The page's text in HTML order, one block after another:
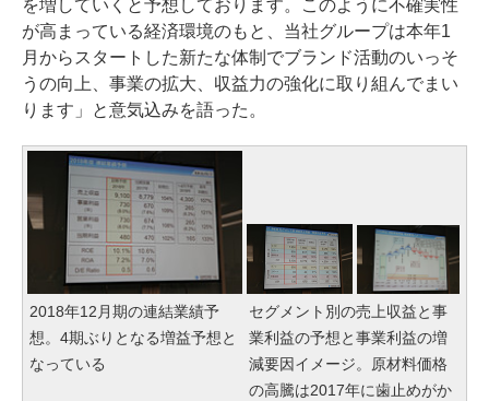
を増していくと予想しております。このように不確実性
が高まっている経済環境のもと、当社グループは本年1
月からスタートした新たな体制でブランド活動のいっそ
うの向上、事業の拡大、収益力の強化に取り組んでまい
ります」と意気込みを語った。
2018年12月期の連結業績予
想。4期ぶりとなる増益予想と
なっている
セグメント別の売上収益と事
業利益の予想と事業利益の増
減要因イメージ。原材料価格
の高騰は2017年に歯止めがか